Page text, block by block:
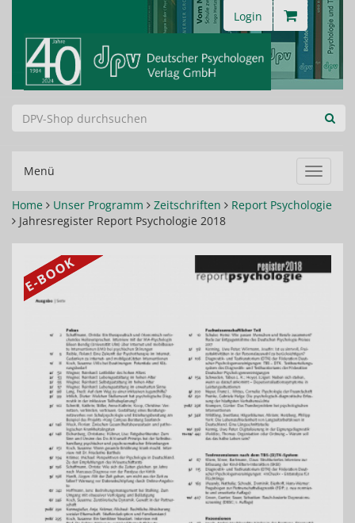
Login
Menü
ein-/
Home
Unser Programm Zeitschriften
Report Psychologie
Jahresregister Report Psychologie 2018